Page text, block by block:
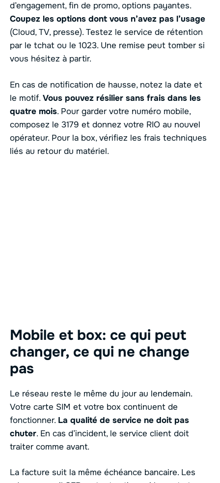
d’engagement, fin de promo, options payantes.
Coupez les options dont vous n’avez pas l’usage
(Cloud, TV, presse). Testez le service de rétention
par le tchat ou le 1023. Une remise peut tomber si
vous hésitez à partir.
En cas de notification de hausse, notez la date et
le motif. Vous pouvez résilier sans frais dans les
quatre mois. Pour garder votre numéro mobile,
composez le 3179 et donnez votre RIO au nouvel
opérateur. Pour la box, vérifiez les frais techniques
liés au retour du matériel.
Mobile et box: ce qui peut
changer, ce qui ne change
pas
Le réseau reste le même du jour au lendemain.
Votre carte SIM et votre box continuent de
fonctionner. La qualité de service ne doit pas
chuter. En cas d’incident, le service client doit
traiter comme avant.
La facture suit la même échéance bancaire. Les